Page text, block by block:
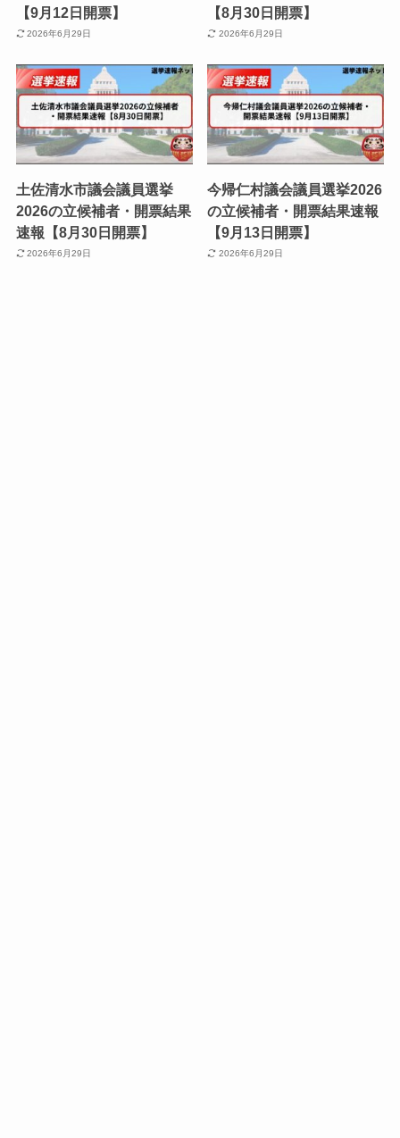
【9月12日開票】
2026年6月29日
【8月30日開票】
2026年6月29日
土佐清水市議会議員選挙
2026の立候補者・開票結果
速報【8月30日開票】
2026年6月29日
今帰仁村議会議員選挙2026
の立候補者・開票結果速報
【9月13日開票】
2026年6月29日